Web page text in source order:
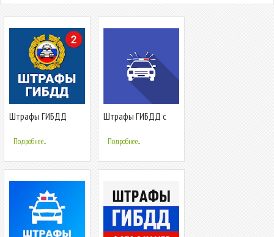
Штрафы ГИБДД
оплата штрафов
онлайн
Подробнее...
Штрафы ГИБДД с
онлайн - Твоя
ГИБДД
Подробнее...